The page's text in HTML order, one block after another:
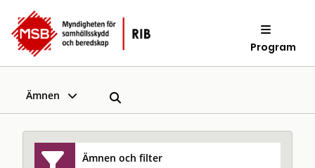
Program
Ämnen
Ämnen och filter